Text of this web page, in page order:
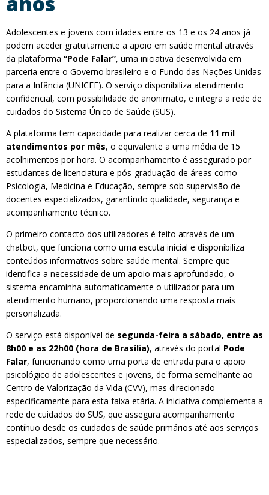
Adolescentes e jovens com idades entre os 13 e os 24 anos já
podem aceder gratuitamente a apoio em saúde mental através
da plataforma “Pode Falar”, uma iniciativa desenvolvida em
parceria entre o Governo brasileiro e o Fundo das Nações Unidas
para a Infância (UNICEF). O serviço disponibiliza atendimento
confidencial, com possibilidade de anonimato, e integra a rede de
cuidados do Sistema Único de Saúde (SUS).
A plataforma tem capacidade para realizar cerca de 11 mil
atendimentos por mês, o equivalente a uma média de 15
acolhimentos por hora. O acompanhamento é assegurado por
estudantes de licenciatura e pós-graduação de áreas como
Psicologia, Medicina e Educação, sempre sob supervisão de
docentes especializados, garantindo qualidade, segurança e
acompanhamento técnico.
O primeiro contacto dos utilizadores é feito através de um
chatbot, que funciona como uma escuta inicial e disponibiliza
conteúdos informativos sobre saúde mental. Sempre que
identifica a necessidade de um apoio mais aprofundado, o
sistema encaminha automaticamente o utilizador para um
atendimento humano, proporcionando uma resposta mais
personalizada.
O serviço está disponível de segunda-feira a sábado, entre as
8h00 e as 22h00 (hora de Brasília), através do portal Pode
Falar, funcionando como uma porta de entrada para o apoio
psicológico de adolescentes e jovens, de forma semelhante ao
Centro de Valorização da Vida (CVV), mas direcionado
especificamente para esta faixa etária. A iniciativa complementa a
rede de cuidados do SUS, que assegura acompanhamento
contínuo desde os cuidados de saúde primários até aos serviços
especializados, sempre que necessário.